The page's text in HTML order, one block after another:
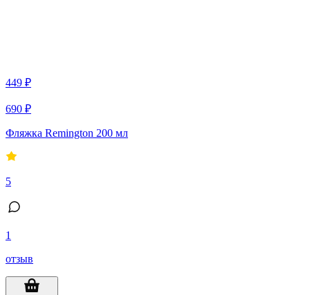
449 ₽
690 ₽
Фляжка Remington 200 мл
5
1
отзыв